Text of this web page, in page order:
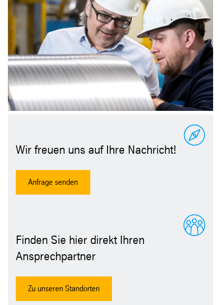
Wir freuen uns auf Ihre Nachricht!
Anfrage senden
Finden Sie hier direkt Ihren
Ansprechpartner
Zu unseren Standorten